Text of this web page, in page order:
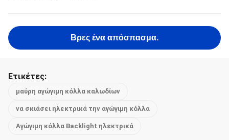
Βρες ένα απόσπασμα.
Ετικέτες:
μαύρη αγώγιμη κόλλα καλωδίων
να σκιάσει ηλεκτρικά την αγώγιμη κόλλα
Αγώγιμη κόλλα Backlight ηλεκτρικά